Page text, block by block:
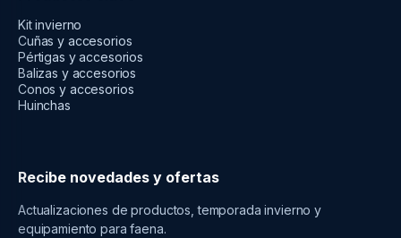
Kit invierno
Cuñas y accesorios
Pértigas y accesorios
Balizas y accesorios
Conos y accesorios
Huinchas
Recibe novedades y ofertas
Actualizaciones de productos, temporada invierno y
equipamiento para faena.